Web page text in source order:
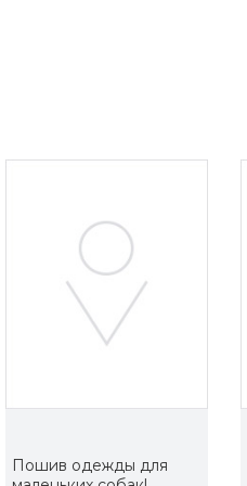
Пошив одежды для